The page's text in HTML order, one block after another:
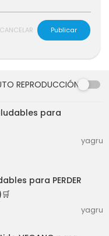
DE QUESO Y S
- 300 g
CANCELAR Publicar
REPRODUCCIÓN
04:01
para
yagru
para PERDER
yagru